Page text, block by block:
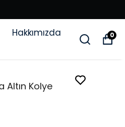
Hakkımızda 0
Altın Kolye